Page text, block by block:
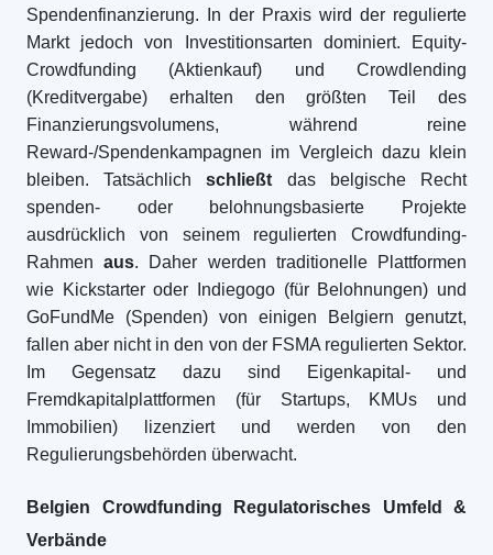
Spendenfinanzierung. In der Praxis wird der regulierte
Markt jedoch von Investitionsarten dominiert. Equity-
Crowdfunding (Aktienkauf) und Crowdlending
(Kreditvergabe) erhalten den größten Teil des
Finanzierungsvolumens, während reine
Reward-/Spendenkampagnen im Vergleich dazu klein
bleiben. Tatsächlichschließt das belgische Recht
spenden- oder belohnungsbasierte Projekte
ausdrücklich von seinem regulierten Crowdfunding-
Rahmenaus. Daher werden traditionelle Plattformen
wie Kickstarter oder Indiegogo (für Belohnungen) und
GoFundMe (Spenden) von einigen Belgiern genutzt,
fallen aber nicht in den von der FSMA regulierten Sektor.
Im Gegensatz dazu sind Eigenkapital- und
Fremdkapitalplattformen (für Startups, KMUs und
Immobilien) lizenziert und werden von den
Regulierungsbehörden überwacht.
Belgien Crowdfunding Regulatorisches Umfeld &
Verbände